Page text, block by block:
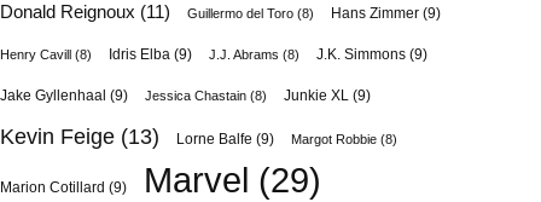
Donald Reignoux (11) Guillermo del Toro (8) Hans Zimmer (9)
Henry Cavill (8) Idris Elba (9) J.J. Abrams (8) J.K. Simmons (9)
Jake Gyllenhaal (9) Jessica Chastain (8) Junkie XL (9)
Kevin Feige (13) Lorne Balfe (9) Margot Robbie (8)
Marion Cotillard (9) Marvel (29)